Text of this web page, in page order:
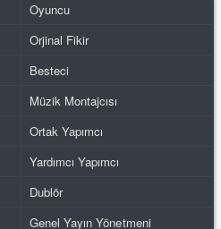
Oyuncu
Orjinal Fikir
Besteci
Müzik Montajcısı
Ortak Yapımcı
Yardımcı Yapımcı
Dublör
Genel Yayın Yönetmeni